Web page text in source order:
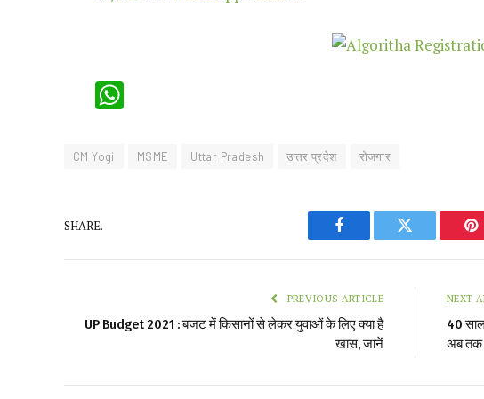
CM Yogi MSME Uttar Pradesh उत्तर प्रदेश रोजगार
SHARE.
Facebook Twitter
PREVIOUS ARTICLE
UP Budget 2021 : बजट में किसानों से लेकर युवाओं के लिए क्या है
खास, जानें
NEXT
40
अब तक